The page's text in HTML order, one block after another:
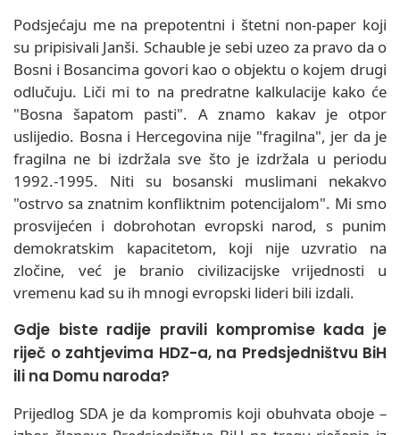
Podsjećaju me na prepotentni i štetni non-paper koji
su pripisivali Janši. Schauble je sebi uzeo za pravo da o
Bosni i Bosancima govori kao o objektu o kojem drugi
odlučuju. Liči mi to na predratne kalkulacije kako će
"Bosna šapatom pasti". A znamo kakav je otpor
uslijedio. Bosna i Hercegovina nije "fragilna", jer da je
fragilna ne bi izdržala sve što je izdržala u periodu
1992.-1995. Niti su bosanski muslimani nekakvo
"ostrvo sa znatnim konfliktnim potencijalom". Mi smo
prosvijećen i dobrohotan evropski narod, s punim
demokratskim kapacitetom, koji nije uzvratio na
zločine, već je branio civilizacijske vrijednosti u
vremenu kad su ih mnogi evropski lideri bili izdali.
Gdje biste radije pravili kompromise kada je
riječ o zahtjevima HDZ-a, na Predsjedništvu BiH
ili na Domu naroda?
Prijedlog SDA je da kompromis koji obuhvata oboje –